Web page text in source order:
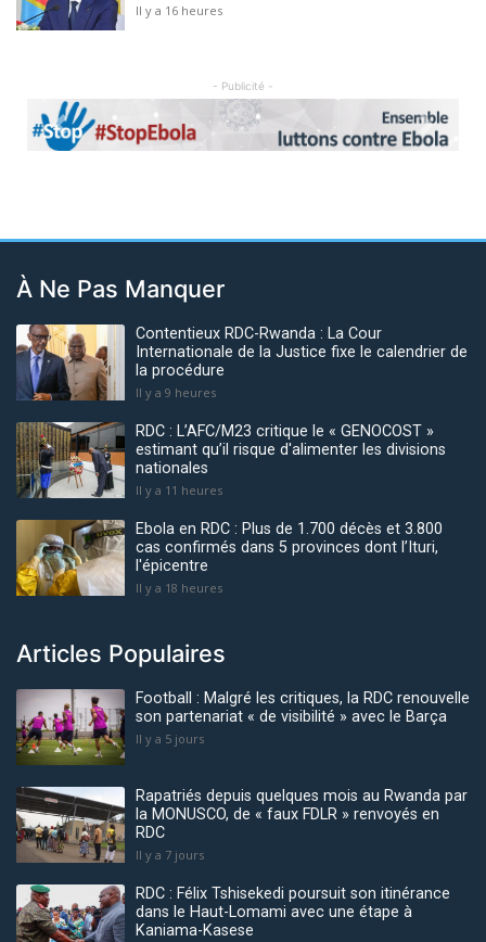
Il y a 16 heures
- Publicité -
Previous Next
À Ne Pas Manquer
Contentieux RDC-Rwanda : La Cour
Internationale de la Justice fixe le calendrier de
la procédure
Il y a 9 heures
RDC : L’AFC/M23 critique le « GENOCOST »
estimant qu’il risque d'alimenter les divisions
nationales
Il y a 11 heures
Ebola en RDC : Plus de 1.700 décès et 3.800
cas confirmés dans 5 provinces dont l’Ituri,
l'épicentre
Il y a 18 heures
Articles Populaires
Football : Malgré les critiques, la RDC renouvelle
son partenariat « de visibilité » avec le Barça
Il y a 5 jours
Rapatriés depuis quelques mois au Rwanda par
la MONUSCO, de « faux FDLR » renvoyés en
RDC
Il y a 7 jours
RDC : Félix Tshisekedi poursuit son itinérance
dans le Haut-Lomami avec une étape à
Kaniama-Kasese